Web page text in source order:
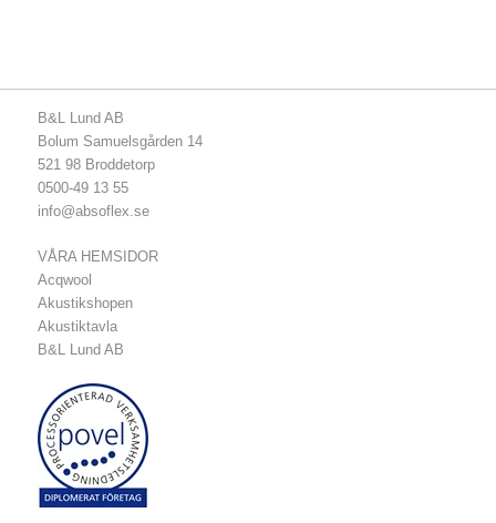
B&L Lund AB
Bolum Samuelsgården 14
521 98 Broddetorp
0500-49 13 55
info@absoflex.se
VÅRA HEMSIDOR
Acqwool
Akustikshopen
Akustiktavla
B&L Lund AB